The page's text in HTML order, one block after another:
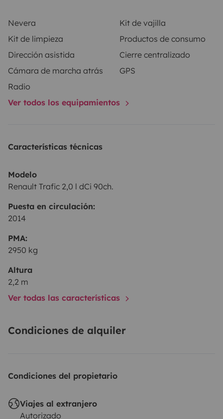
Nevera
Kit de vajilla
Kit de limpieza
Productos de consumo
Dirección asistida
Cierre centralizado
Cámara de marcha atrás
GPS
Radio
Ver todos los equipamientos
Características técnicas
Modelo
Renault Trafic 2,0 l dCi 90ch.
Puesta en circulación:
2014
PMA:
2950 kg
Altura
2,2 m
Ver todas las características
Condiciones de alquiler
Condiciones del propietario
Viajes al extranjero
Autorizado